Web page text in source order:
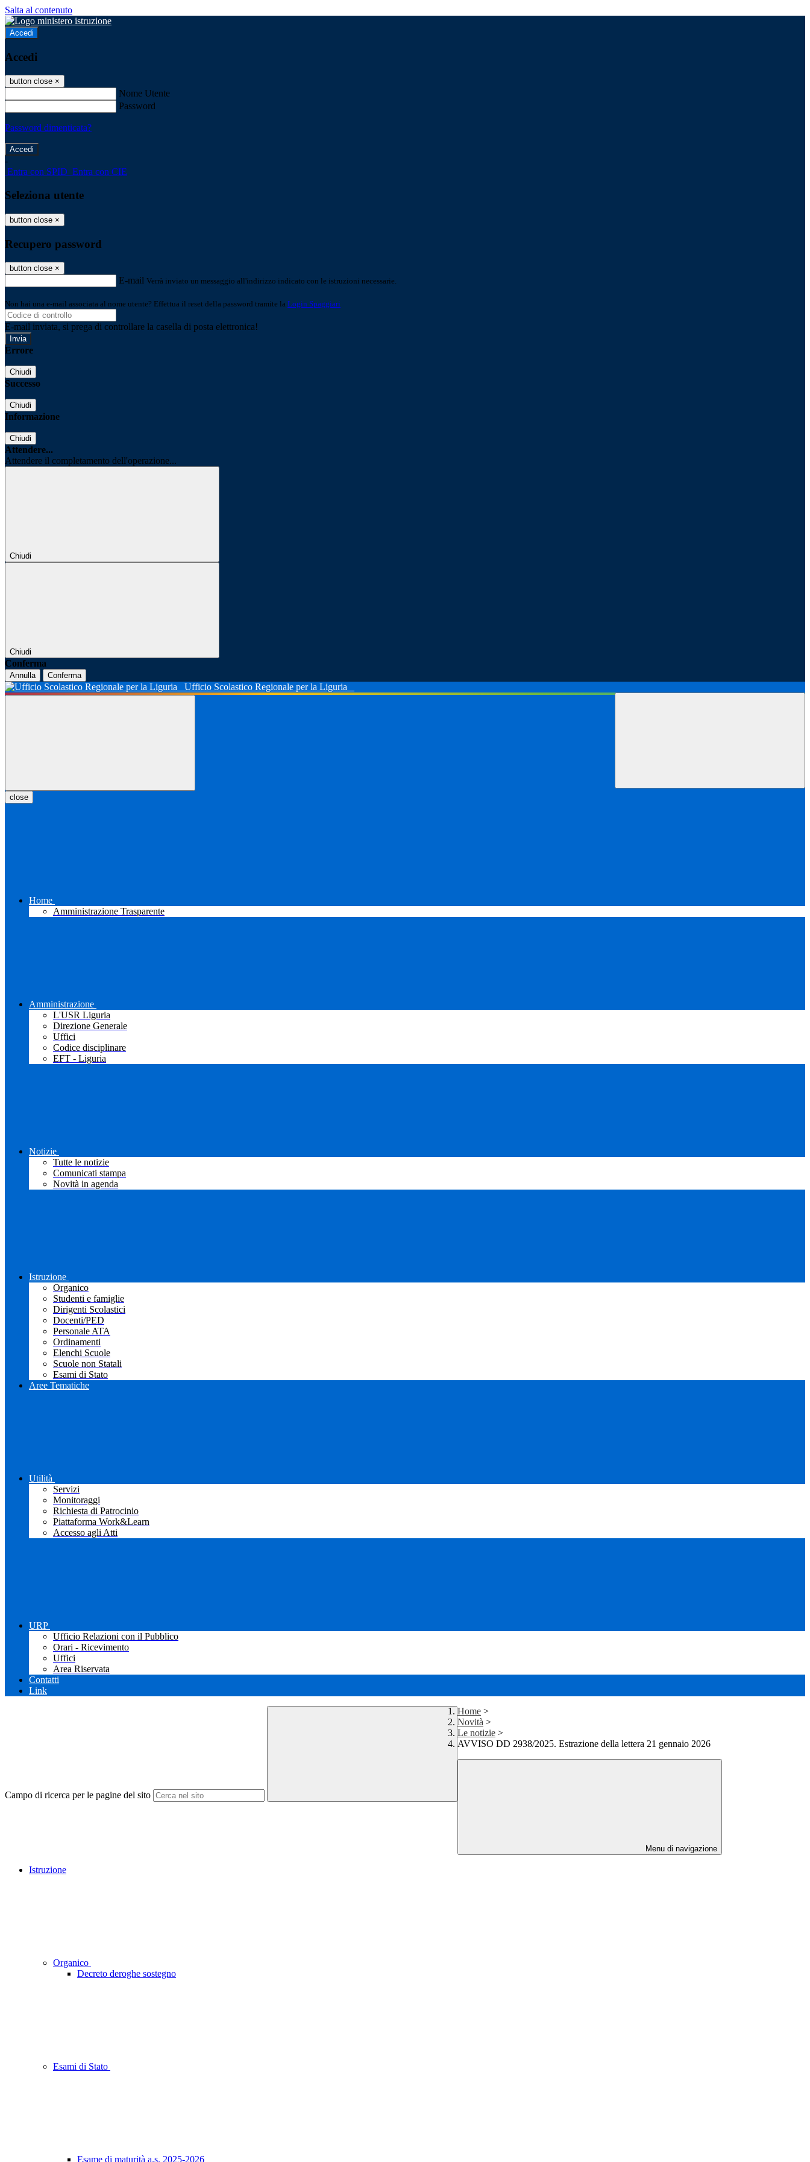
Salta al contenuto
Accedi
Accedi
button close ×
Nome Utente
Password
Password dimenticata?
-
Entra con SPID Entra con CIE
Seleziona utente
button close ×
Recupero password
button close ×
E-mail Verrà inviato un messaggio all'indirizzo indicato con le istruzioni necessarie.
Non hai una e-mail associata al nome utente? Effettua il reset della password tramite la Login Spaggiari
E-mail inviata, si prega di controllare la casella di posta elettronica!
Errore
Chiudi
Successo
Chiudi
Informazione
Chiudi
Attendere...
Attendere il completamento dell'operazione...
Chiudi
Chiudi
Conferma
Annulla Conferma
Ufficio Scolastico Regionale per la Liguria
close
Home
Amministrazione Trasparente
Amministrazione
L'USR Liguria
Direzione Generale
Uffici
Codice disciplinare
EFT - Liguria
Notizie
Tutte le notizie
Comunicati stampa
Novità in agenda
Istruzione
Organico
Studenti e famiglie
Dirigenti Scolastici
Docenti/PED
Personale ATA
Ordinamenti
Elenchi Scuole
Scuole non Statali
Esami di Stato
Aree Tematiche
Utilità
Servizi
Monitoraggi
Richiesta di Patrocinio
Piattaforma Work&Learn
Accesso agli Atti
URP
Ufficio Relazioni con il Pubblico
Orari - Ricevimento
Uffici
Area Riservata
Contatti
Link
Campo di ricerca per le pagine del sito
Home >
Novità >
Le notizie >
AVVISO DD 2938/2025. Estrazione della lettera 21 gennaio 2026
Menu di navigazione
Istruzione
Organico
Decreto deroghe sostegno
Esami di Stato
Esame di maturità a.s. 2025-2026